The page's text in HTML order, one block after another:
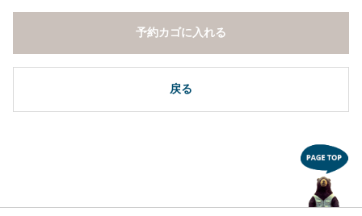
７.周囲に迷惑となるような行為（夜間の大声での談笑等）や
他人に嫌悪感を与えるような行為はお止めください。
８.地面での直火による焚き火、BBQ、キャンプファイヤー
は禁止します。
戻る
予約カゴに入れる